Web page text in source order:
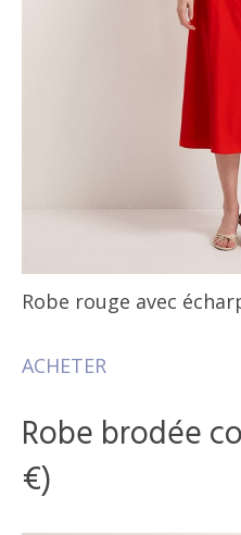
Robe rouge avec
ACHETER
Robe brodée
€)